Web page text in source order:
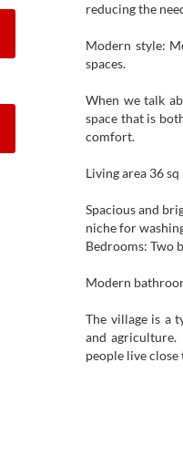
reducing the
Modern style:
spaces.
When we talk
space that is
comfort.
Living area 36
Spacious and
niche for
Bedrooms: Two
Modern
The village is a
and agriculture.
people live